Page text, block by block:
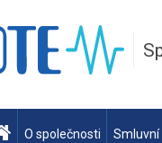
O společnosti